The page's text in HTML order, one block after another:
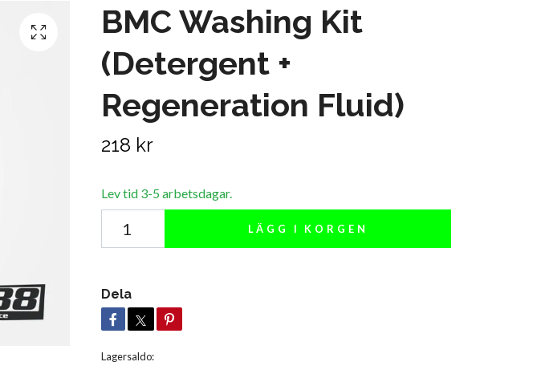
BMC Washing Kit
(Detergent +
Regeneration Fluid)
218 kr
Lev tid 3-5 arbetsdagar.
LÄGG I KORGEN
Dela
Lagersaldo: